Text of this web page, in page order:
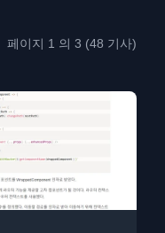
페이지 1 의 3 (48 기사)